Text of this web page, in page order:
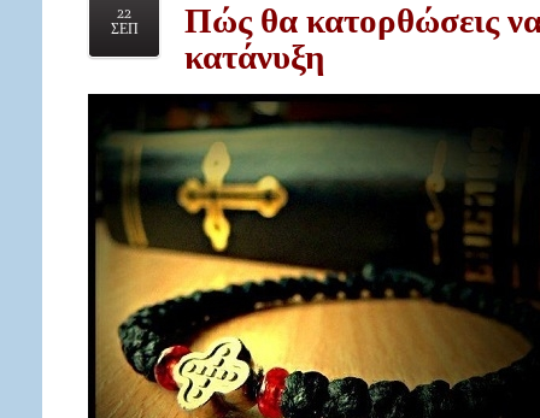
22
ΣΕΠ
Πώς θα κατορθώσεις
κατάνυξη